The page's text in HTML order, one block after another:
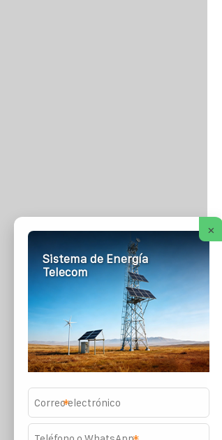
×
Sistema de Energía
Telecom
*